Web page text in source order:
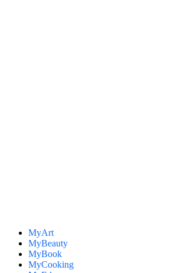
MyArt
MyBeauty
MyBook
MyCooking